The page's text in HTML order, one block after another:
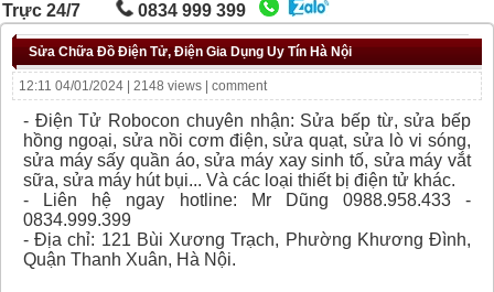
Trực 24/7
0834 999 399
Sửa Chữa Đồ Điện Tử, Điện Gia Dụng Uy Tín Hà Nội
12:11 04/01/2024 | 2148 views | comment
- Điện Tử Robocon chuyên nhận: Sửa bếp từ, sửa bếp
hồng ngoại, sửa nồi cơm điện, sửa quạt, sửa lò vi sóng,
sửa máy sấy quần áo, sửa máy xay sinh tố, sửa máy vắt
sữa, sửa máy hút bụi... Và các loại thiết bị điện tử khác.
- Liên hệ ngay hotline: Mr Dũng 0988.958.433 -
0834.999.399
- Địa chỉ: 121 Bùi Xương Trạch, Phường Khương Đình,
Quận Thanh Xuân, Hà Nội.